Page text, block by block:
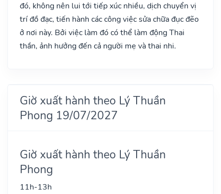
đó, không nên lui tới tiếp xúc nhiều, dịch chuyển vị
trí đồ đạc, tiến hành các công việc sửa chữa đục đẽo
ở nơi này. Bởi việc làm đó có thể làm động Thai
thần, ảnh hưởng đến cả người mẹ và thai nhi.
Giờ xuất hành theo Lý Thuần
Phong 19/07/2027
Giờ xuất hành theo Lý Thuần
Phong
11h-13h